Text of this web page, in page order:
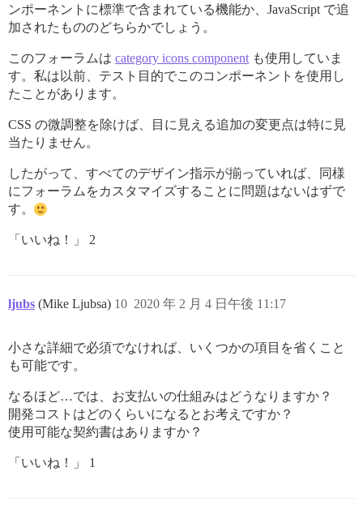
ンポーネントに標準で含まれている機能か、JavaScript で追
加されたもののどちらかでしょう。
このフォーラムは category icons component も使用していま
す。私は以前、テスト目的でこのコンポーネントを使用し
たことがあります。
CSS の微調整を除けば、目に見える追加の変更点は特に見
当たりません。
したがって、すべてのデザイン指示が揃っていれば、同様
にフォーラムをカスタマイズすることに問題はないはずで
す。
「いいね！」 2
ljubs (Mike Ljubsa) 2020 年 2 月 4 日午後 11:17
10
小さな詳細で必須でなければ、いくつかの項目を省くこと
も可能です。
なるほど…では、お支払いの仕組みはどうなりますか？
開発コストはどのくらいになるとお考えですか？
使用可能な契約書はありますか？
「いいね！」 1